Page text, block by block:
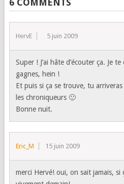
6 COMMENTS
HervE 15 juin 2009
Super ! J’ai hâte d’écouter ça. Je
gagnes, hein !
Et puis si ça se trouve, tu
les chroniqueurs 🙂
Bonne nuit.
Eric_M 15 juin 2009
merci Hervé! oui, on sait jamais, si